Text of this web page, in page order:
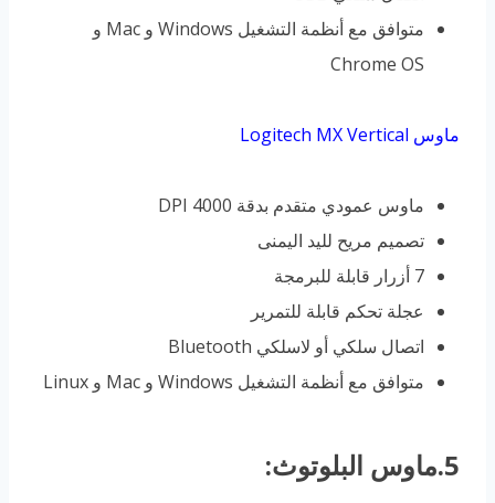
متوافق مع أنظمة التشغيل Windows و Mac و
Chrome OS
ماوس Logitech MX Vertical
ماوس عمودي متقدم بدقة 4000 DPI
تصميم مريح لليد اليمنى
7 أزرار قابلة للبرمجة
عجلة تحكم قابلة للتمرير
اتصال سلكي أو لاسلكي Bluetooth
متوافق مع أنظمة التشغيل Windows و Mac و Linux
5.ماوس البلوتوث: